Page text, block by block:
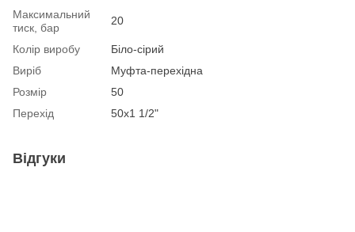
Максимальний
тиск, бар
20
Колір виробу
Біло-сірий
Виріб
Муфта-перехідна
Розмір
50
Перехід
50х1 1/2"
Відгуки